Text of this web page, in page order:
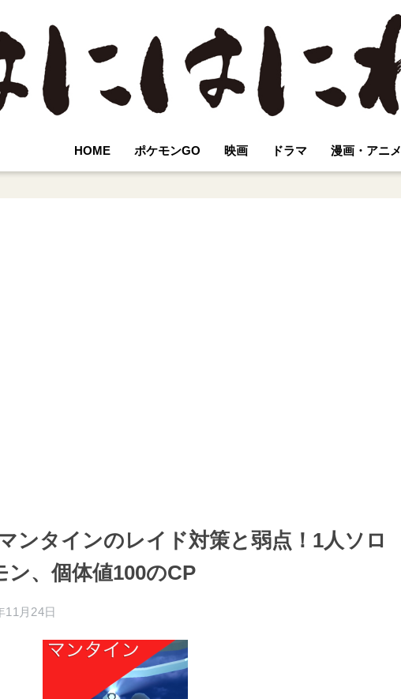
HOME ポケモンGO 映画 ドラマ 漫画・アニメ
ンタインのレイド対策と弱点！1人ソロ
、個体値100のCP
11月24日